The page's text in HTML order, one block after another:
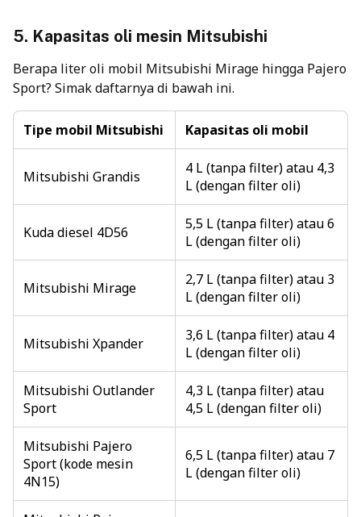
5. Kapasitas oli mesin Mitsubishi
Berapa liter oli mobil Mitsubishi Mirage hingga Pajero
Sport? Simak daftarnya di bawah ini.
Tipe mobil Mitsubishi Kapasitas oli mobil
Mitsubishi Grandis
4 L (tanpa filter) atau 4,3
L (dengan filter oli)
Kuda diesel 4D56
5,5 L (tanpa filter) atau 6
L (dengan filter oli)
Mitsubishi Mirage
2,7 L (tanpa filter) atau 3
L (dengan filter oli)
Mitsubishi Xpander
3,6 L (tanpa filter) atau 4
L (dengan filter oli)
Mitsubishi Outlander
Sport
4,3 L (tanpa filter) atau
4,5 L (dengan filter oli)
Mitsubishi Pajero
Sport (kode mesin
4N15)
6,5 L (tanpa filter) atau 7
L (dengan filter oli)